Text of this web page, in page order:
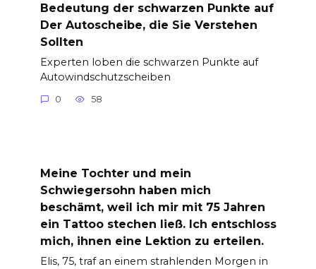
Bedeutung der schwarzen Punkte auf
Der Autoscheibe, die Sie Verstehen
Sollten
Experten loben die schwarzen Punkte auf
Autowindschutzscheiben
0 58
Meine Tochter und mein
Schwiegersohn haben mich
beschämt, weil ich mir mit 75 Jahren
ein Tattoo stechen ließ. Ich entschloss
mich, ihnen eine Lektion zu erteilen.
Elis, 75, traf an einem strahlenden Morgen in